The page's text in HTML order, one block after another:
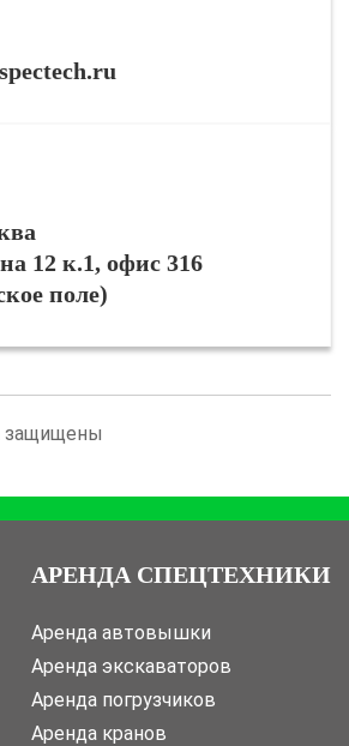
12 к.1, офис 316
поле)
защищены
АРЕНДА СПЕЦТЕХНИКИ
Аренда автовышки
Аренда экскаваторов
Аренда погрузчиков
Аренда кранов